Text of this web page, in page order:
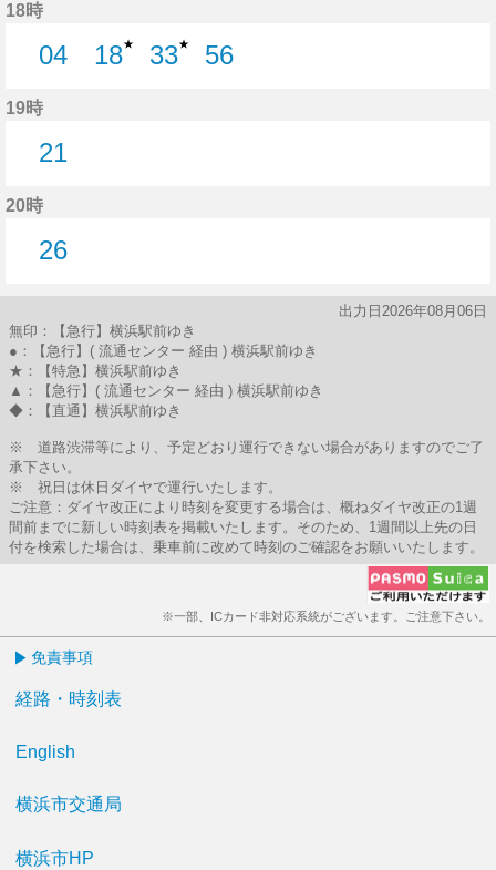
18時
04
18★
33★
56
19時
21
20時
26
出力日2026年08月06日
無印：【急行】横浜駅前ゆき
●：【急行】( 流通センター 経由 ) 横浜駅前ゆき
★：【特急】横浜駅前ゆき
▲：【急行】( 流通センター 経由 ) 横浜駅前ゆき
◆：【直通】横浜駅前ゆき
※ 道路渋滞等により、予定どおり運行できない場合がありますのでご了
承下さい。
※ 祝日は休日ダイヤで運行いたします。
ご注意：ダイヤ改正により時刻を変更する場合は、概ねダイヤ改正の1週
間前までに新しい時刻表を掲載いたします。そのため、1週間以上先の日
付を検索した場合は、乗車前に改めて時刻のご確認をお願いいたします。
※一部、ICカード非対応系統がございます。ご注意下さい。
免責事項
経路・時刻表
English
横浜市交通局
横浜市HP